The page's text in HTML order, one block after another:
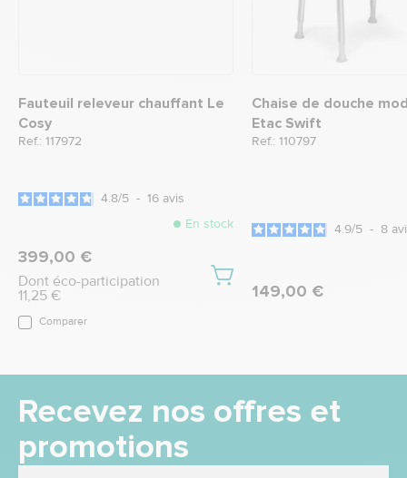
Fauteuil releveur chauffant Le
Cosy
Ref.: 117972
4.8/5 - 16 avis
En stock
399,00 €
Dont éco-participation
11,25 €
Comparer
Chaise de douche
Etac Swift
Ref.: 110797
4.9/5 - 8
149,00 €
Recevez nos offres et
promotions